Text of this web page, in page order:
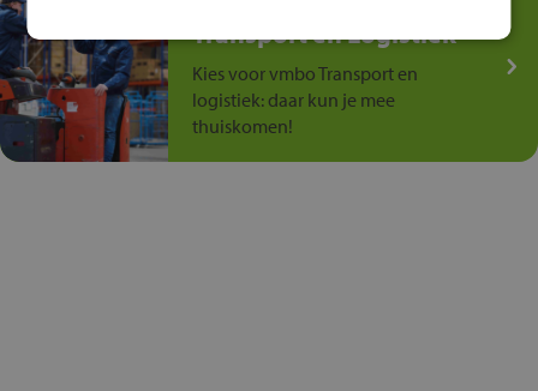
Transport en Logistiek
Kies voor vmbo Transport en
logistiek: daar kun je mee
thuiskomen!